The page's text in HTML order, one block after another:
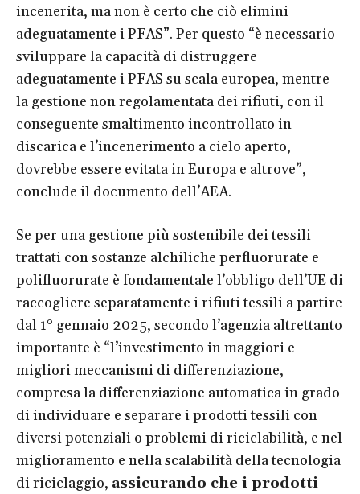
incenerita, ma non è certo che ciò elimini
adeguatamente i PFAS”. Per questo “è necessario
sviluppare la capacità di distruggere
adeguatamente i PFAS su scala europea, mentre
la gestione non regolamentata dei rifiuti, con il
conseguente smaltimento incontrollato in
discarica e l’incenerimento a cielo aperto,
dovrebbe essere evitata in Europa e altrove”,
conclude il documento dell’AEA.
Se per una gestione più sostenibile dei tessili
trattati con sostanze alchiliche perfluorurate e
polifluorurate è fondamentale l’obbligo dell’UE di
raccogliere separatamente i rifiuti tessili a partire
dal 1° gennaio 2025, secondo l’agenzia altrettanto
importante è “l’investimento in maggiori e
migliori meccanismi di differenziazione,
compresa la differenziazione automatica in grado
di individuare e separare i prodotti tessili con
diversi potenziali o problemi di riciclabilità, e nel
miglioramento e nella scalabilità della tecnologia
di riciclaggio, assicurando che i prodotti